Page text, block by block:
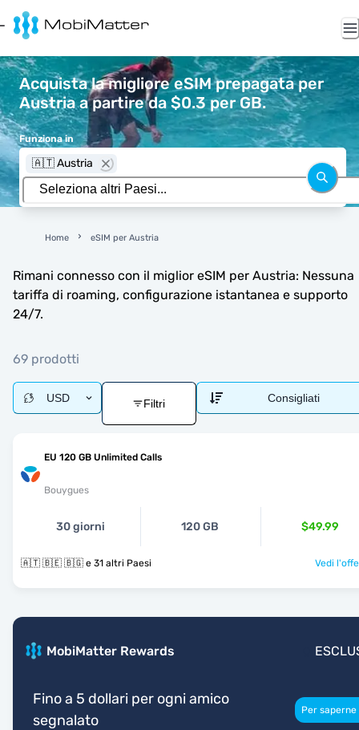
Acquista la migliore eSIM prepagata per
Austria a partire da $0.3 per GB.
Funziona in
🇦🇹 Austria
Home eSIM per Austria
Rimani connesso con il miglior eSIM per Austria: Nessuna
tariffa di roaming, configurazione istantanea e supporto
24/7.
69 prodotti
USD Filtri Consigliati
EU 120 GB Unlimited Calls
Bouygues
30 giorni 120 GB $49.99
🇦🇹 🇧🇪 🇧🇬 e 31 altri Paesi Vedi
MobiMatter Rewards
Fino a 5 dollari per ogni amico
segnalato
Per saperne